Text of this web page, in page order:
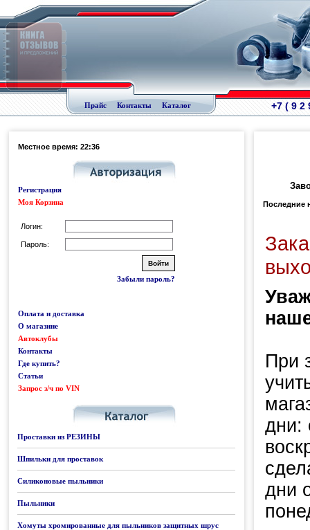
Прайс Контакты Каталог +7 ( 9 2
Местное время: 22:36
Регистрация
Моя Корзина
Логин:
Пароль:
Забыли пароль?
Оплата и доставка
О магазине
Автоклубы
Контакты
Где купить?
Статьи
Запрос з/ч по VIN
Проставки из РЕЗИНЫ
Шпильки для проставок
Силиконовые пыльники
Пыльники
Хомуты хромированные для пыльников защитных шрус
Последние
При
дни:
дни